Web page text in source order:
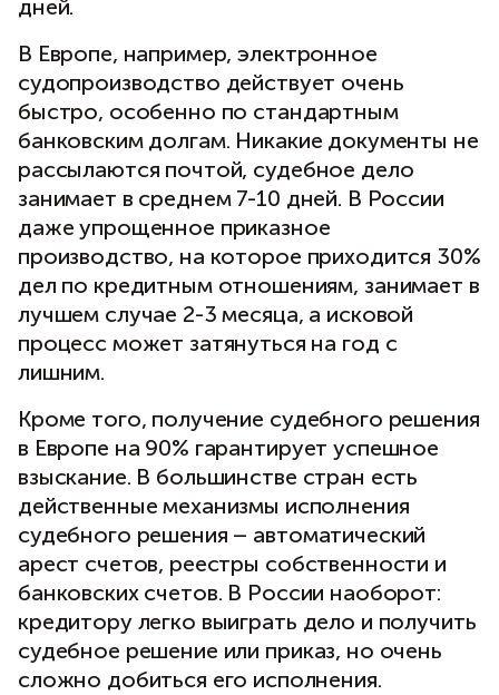
дней.
В Европе, например, электронное
судопроизводство действует очень
быстро, особенно по стандартным
банковским долгам. Никакие документы не
рассылаются почтой, судебное дело
занимает в среднем 7-10 дней. В России
даже упрощенное приказное
производство, на которое приходится 30%
дел по кредитным отношениям, занимает в
лучшем случае 2-3 месяца, а исковой
процесс может затянуться на год с
лишним.
Кроме того, получение судебного решения
в Европе на 90% гарантирует успешное
взыскание. В большинстве стран есть
действенные механизмы исполнения
судебного решения – автоматический
арест счетов, реестры собственности и
банковских счетов. В России наоборот:
кредитору легко выиграть дело и получить
судебное решение или приказ, но очень
сложно добиться его исполнения.